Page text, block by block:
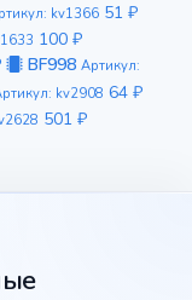
kv1366 51 ₽
100 ₽
BF998 Артикул:
kv2908 64 ₽
501 ₽